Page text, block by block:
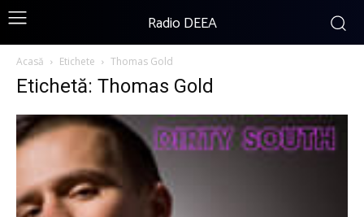
Radio DEEA
Acasă Etichete Thomas Gold
Etichetă: Thomas Gold